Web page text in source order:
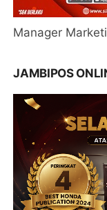
Manager
JAMBIPOS